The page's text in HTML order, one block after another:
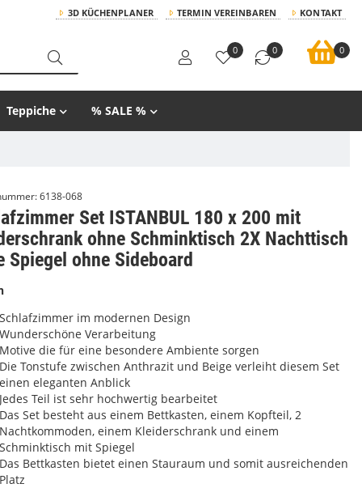
3D KÜCHENPLANER TERMIN VEREINBAREN KONTAKT
0 0 0
Teppiche % SALE %
6138-068
Set ISTANBUL 180 x 200 mit
ohne Schminktisch 2X Nachttisch
Spiegel ohne Sideboard
Schlafzimmer im modernen Design
Wunderschöne Verarbeitung
Motive die für eine besondere Ambiente sorgen
Die Tonstufe zwischen Anthrazit und Beige verleiht diesem Set
einen eleganten Anblick
Jedes Teil ist sehr hochwertig bearbeitet
Das Set besteht aus einem Bettkasten, einem Kopfteil, 2
Nachtkommoden, einem Kleiderschrank und einem
Schminktisch mit Spiegel
Das Bettkasten bietet einen Stauraum und somit ausreichenden
Platz